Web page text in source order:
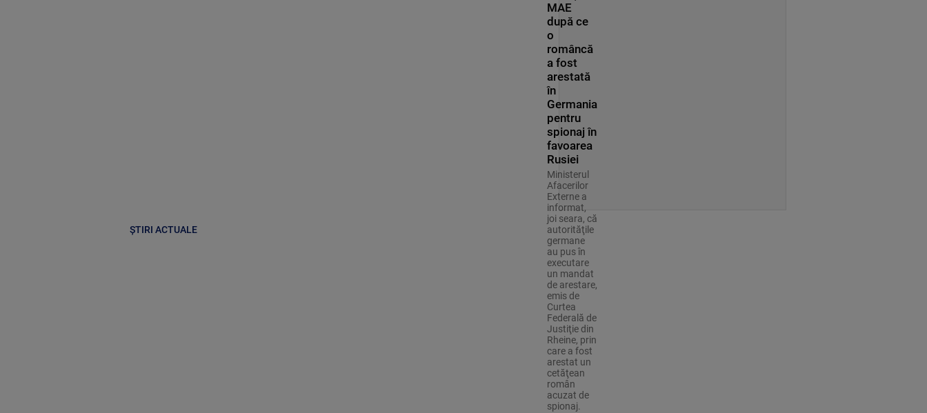
ȘTIRI ACTUALE
MAE
după ce
o
româncă
a fost
arestată
în
Germania
pentru
spionaj în
favoarea
Rusiei
Ministerul
Afacerilor
Externe a
informat,
joi seara, că
autorităţile
germane
au pus în
executare
un mandat
de arestare,
emis de
Curtea
Federală de
Justiţie din
Rheine, prin
care a fost
arestat un
cetăţean
român
acuzat de
spionaj.